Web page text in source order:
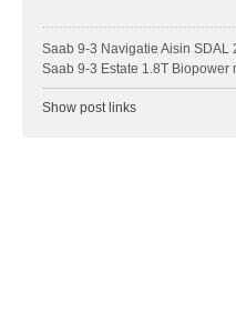
h
t
Saab 9-3 Navigatie Aisin SDAL
Saab 9-3 Estate 1.8T Biopower
Show post links